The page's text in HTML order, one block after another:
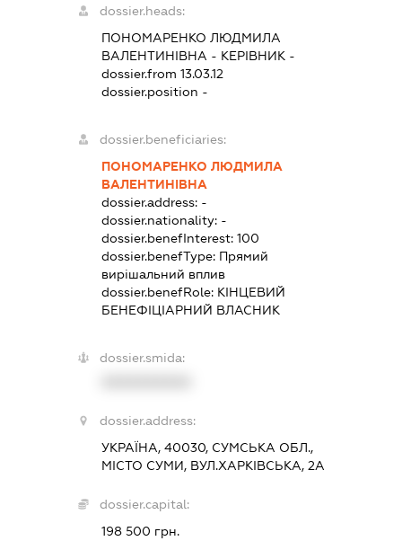
dossier.heads:
ПОНОМАРЕНКО ЛЮДМИЛА
ВАЛЕНТИНІВНА - КЕРІВНИК -
dossier.from 13.03.12
dossier.position -
dossier.beneficiaries:
ПОНОМАРЕНКО ЛЮДМИЛА
ВАЛЕНТИНІВНА
dossier.address: -
dossier.nationality: -
dossier.benefInterest: 100
dossier.benefType: Прямий
вирішальний вплив
dossier.benefRole: КІНЦЕВИЙ
БЕНЕФІЦІАРНИЙ ВЛАСНИК
dossier.smida:
dossier.address:
УКРАЇНА, 40030, СУМСЬКА ОБЛ.,
МІСТО СУМИ, ВУЛ.ХАРКІВСЬКА, 2А
dossier.capital:
198 500 грн.